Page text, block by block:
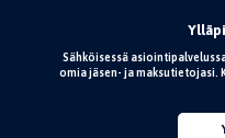
Sähköisessä
omia jäsen- ja maksutietojasi.